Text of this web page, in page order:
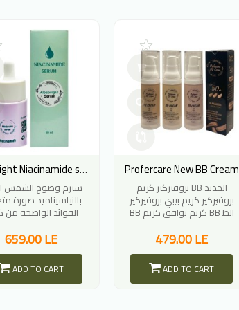
Albabright Niacinamide serum
سيرم وضوح الشمس
بالنياسيناميد صورة
الفوائد الواضحة من
659.00 LE
ADD TO CART
Profercare New BB Cream
بروفيركير كريم BB الجديد
بروفيركير كريم بيبي بروفيركير
BB كريم يوافق كريم BB الط
479.00 LE
ADD TO CART